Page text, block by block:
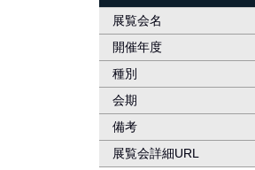
展覧会名
開催年度
種別
会期
備考
展覧会詳細URL